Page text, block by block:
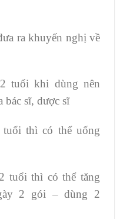
ra khuyến nghị về
tuổi khi dùng nên
bác sĩ, dược sĩ
thì có thể uống
tuổi thì có thể tăng
2 gói – dùng 2